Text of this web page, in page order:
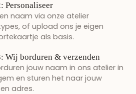
Personaliseer
naam via onze atelier
of upload ons je eigen
als basis.
Wij borduren & verzenden
jouw naam in ons atelier in
en sturen het naar jouw
adres.